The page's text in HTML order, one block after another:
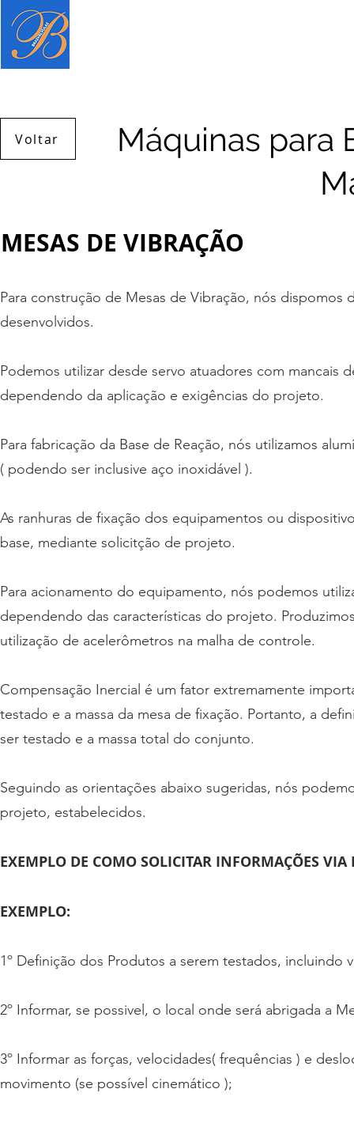
Voltar
Máquinas para
MESAS DE VIBRAÇÃO
Para construção de Mesas de Vibração, nós dispomos
desenvolvidos.
Podemos utilizar desde servo atuadores com mancais
dependendo da aplicação e exigências do projeto.
Para fabricação da Base de Reação, nós utilizamos
( podendo ser inclusive aço inoxidável ).
As ranhuras de fixação dos equipamentos ou
base, mediante solicitção de projeto.
Para acionamento do equipamento, nós podemos
dependendo das características do projeto.
utilização de acelerômetros na malha de controle.
Compensação Inercial é um fator extremamente
testado e a massa da mesa de fixação. Portanto, a
ser testado e a massa total do conjunto.
Seguindo as orientações abaixo sugeridas, nós
projeto, estabelecidos.
EXEMPLO DE COMO SOLICITAR INFORMAÇÕES
EXEMPLO:
1º Definição dos Produtos a serem testados, incluindo
2º Informar, se possivel, o local onde será abrigada a
3º Informar as forças, velocidades( frequências ) e
movimento (se possível cinemático );